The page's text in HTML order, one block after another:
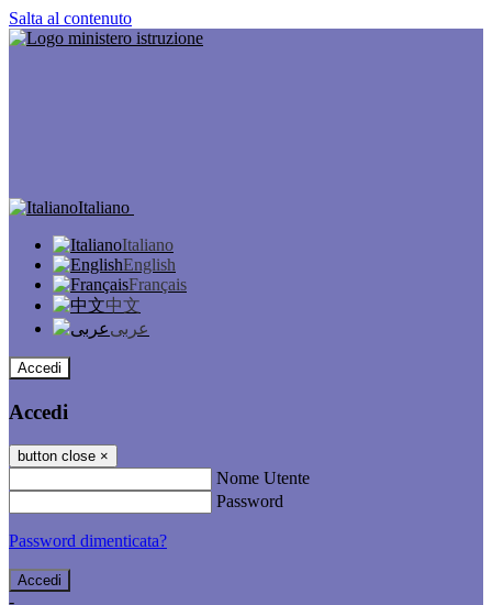
Salta al contenuto
Italiano
Italiano
English
Français
中文
عربى
Accedi
Accedi
button close ×
Nome Utente
Password
Password dimenticata?